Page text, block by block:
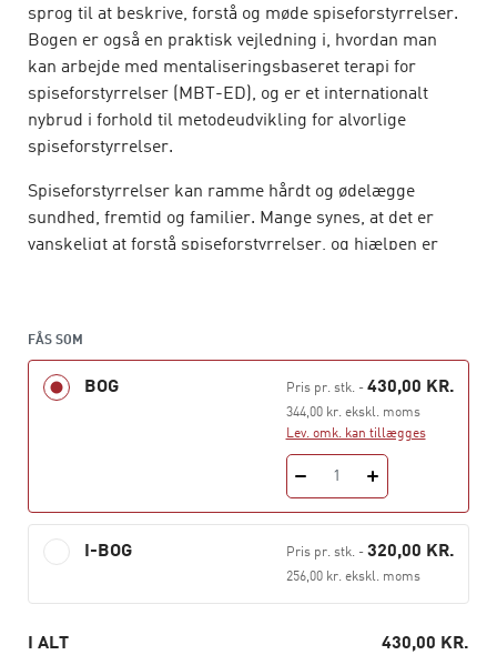
sprog til at beskrive, forstå og møde spiseforstyrrelser.
Bogen er også en praktisk vejledning i, hvordan man
kan arbejde med mentaliseringsbaseret terapi for
spiseforstyrrelser (MBT-ED), og er et internationalt
nybrud i forhold til metodeudvikling for alvorlige
spiseforstyrrelser.
Spiseforstyrrelser kan ramme hårdt og ødelægge
sundhed, fremtid og familier. Mange synes, at det er
vanskeligt at forstå spiseforstyrrelser, og hjælpen er
Herudover er bogen en opmuntring og inspiration til
professionelles faglige udvikling – til hele tiden at
sidder fast i forestillingerne om sig selv.
FÅS SOM
BOG Pris pr. stk.- 430,00 KR.
344,00 kr. ekskl. moms
Lev. omk. kan tillægges
1
I-BOG Pris pr. stk.- 320,00 KR.
256,00 kr. ekskl. moms
I ALT 430,00 KR.